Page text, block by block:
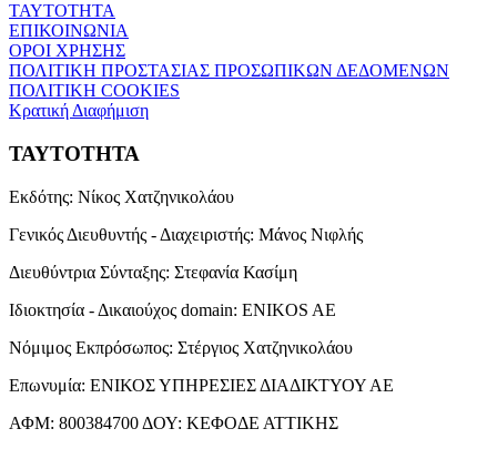
ΤΑΥΤΟΤΗΤΑ
ΕΠΙΚΟΙΝΩΝΙΑ
ΟΡΟΙ ΧΡΗΣΗΣ
ΠΟΛΙΤΙΚΗ ΠΡΟΣΤΑΣΙΑΣ ΠΡΟΣΩΠΙΚΩΝ ΔΕΔΟΜΕΝΩΝ
ΠΟΛΙΤΙΚΗ COOKIES
Κρατική Διαφήμιση
ΤΑΥΤΟΤΗΤΑ
Εκδότης: Νίκος Χατζηνικολάου
Γενικός Διευθυντής - Διαχειριστής: Μάνος Νιφλής
Διευθύντρια Σύνταξης: Στεφανία Κασίμη
Ιδιοκτησία - Δικαιούχος domain: ENIKOS AE
Νόμιμος Εκπρόσωπος: Στέργιος Χατζηνικολάου
Επωνυμία: ΕΝΙΚΟΣ ΥΠΗΡΕΣΙΕΣ ΔΙΑΔΙΚΤΥΟΥ ΑΕ
ΑΦΜ: 800384700 ΔΟΥ: ΚΕΦΟΔΕ ΑΤΤΙΚΗΣ